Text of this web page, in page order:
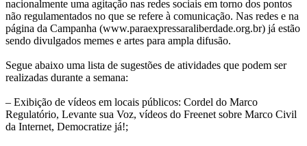
de
outubro
nacionalmente uma agitação nas redes sociais em torno dos pontos
não regulamentados no que se refere à comunicação. Nas redes e na
página da Campanha (www.paraexpressaraliberdade.org.br) já estão
sendo divulgados memes e artes para ampla difusão.
Segue abaixo uma lista de sugestões de atividades que podem ser
realizadas durante a semana:
– Exibição de vídeos em locais públicos: Cordel do Marco
Regulatório, Levante sua Voz, vídeos do Freenet sobre Marco Civil
da Internet, Democratize já!;